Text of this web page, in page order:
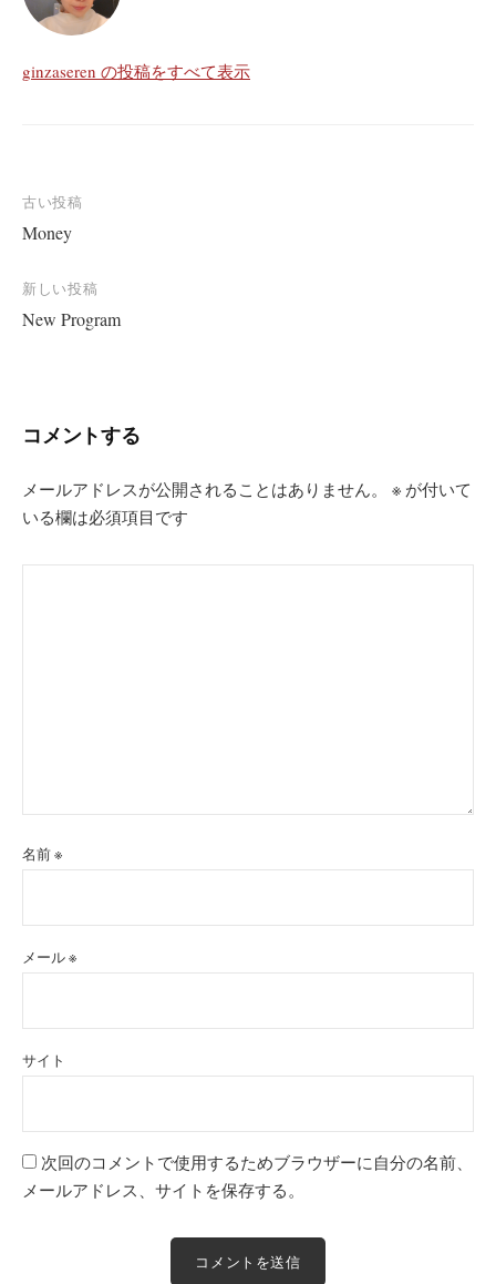
ginzaseren の投稿をすべて表示
投
稿
ナ
ビ
ョ
古い投稿
Money
新しい投稿
New Program
コメントする
メールアドレスが公開されることはありません。 ※ が付いて
いる欄は必須項目です
名前※
メール※
サイト
次回のコメントで使用するためブラウザーに自分の名前、
メールアドレス、サイトを保存する。